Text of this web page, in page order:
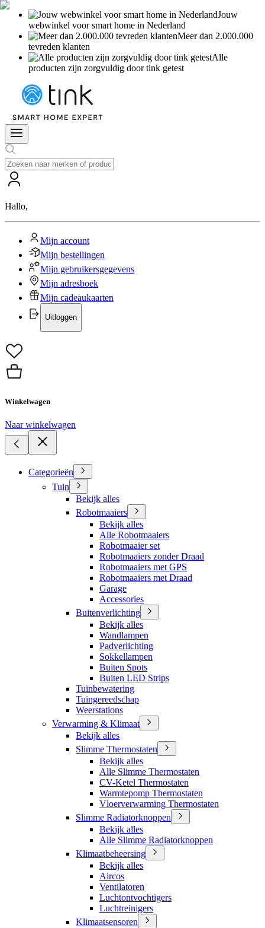
Jouw
webwinkel voor smart home in Nederland
Meer dan 2.000.000
tevreden klanten
Alle
producten zijn zorgvuldig door tink getest
Hallo,
Mijn account
Mijn bestellingen
Mijn gebruikersgegevens
Mijn adresboek
Mijn cadeaukaarten
Uitloggen
Winkelwagen
Naar winkelwagen
Categorieën
Tuin
Bekijk alles
Robotmaaiers
Bekijk alles
Alle Robotmaaiers
Robotmaaier set
Robotmaaiers zonder Draad
Robotmaaiers met GPS
Robotmaaiers met Draad
Garage
Accessories
Buitenverlichting
Bekijk alles
Wandlampen
Padverlichting
Sokkellampen
Buiten Spots
Buiten LED Strips
Tuinbewatering
Tuingereedschap
Weerstations
Verwarming & Klimaat
Bekijk alles
Slimme Thermostaten
Bekijk alles
Alle Slimme Thermostaten
CV-Ketel Thermostaten
Warmtepomp Thermostaten
Vloerverwarming Thermostaten
Slimme Radiatorknoppen
Bekijk alles
Alle Slimme Radiatorknoppen
Klimaatbeheersing
Bekijk alles
Aircos
Ventilatoren
Luchtontvochtigers
Luchtreinigers
Klimaatsensoren